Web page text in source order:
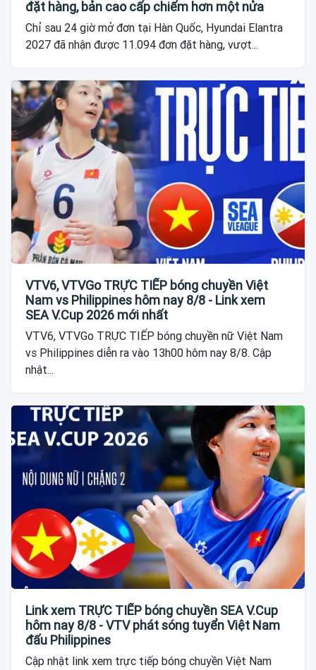
đặt hàng, bản cao cấp chiếm hơn một nửa
Chỉ sau 24 giờ mở đơn tại Hàn Quốc, Hyundai Elantra
2027 đã nhận được 11.094 đơn đặt hàng, vượt...
VTV6, VTVGo TRỰC TIẾP bóng chuyền Việt
Nam vs Philippines hôm nay 8/8 - Link xem
SEA V.Cup 2026 mới nhất
VTV6, VTVGo TRỰC TIẾP bóng chuyền nữ Việt Nam
vs Philippines diễn ra vào 13h00 hôm nay 8/8. Cập
nhật...
Link xem TRỰC TIẾP bóng chuyền SEA V.Cup
hôm nay 8/8 - VTV phát sóng tuyển Việt Nam
đấu Philippines
Cập nhật link xem trực tiếp bóng chuyền Việt Nam